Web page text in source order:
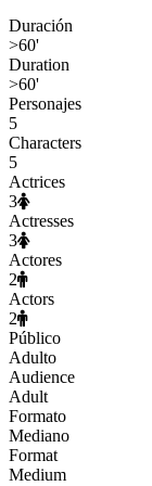
Duración
>60'
Duration
>60'
Personajes
5
Characters
5
Actrices
3
Actresses
3
Actores
2
Actors
2
Público
Adulto
Audience
Adult
Formato
Mediano
Format
Medium